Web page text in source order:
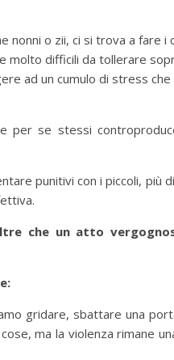
nonni o zii, ci si trova a fare i
molto difficili da tollerare
ad un cumulo di stress che
per se stessi
punitivi con i piccoli, più
che un atto
gridare, sbattare una
ma la violenza rimane